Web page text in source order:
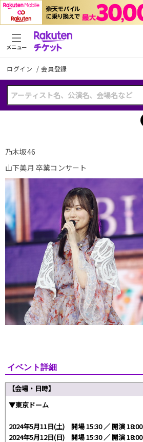
ログイン /会員登録
メニュー
乃木坂46
山下美月 卒業コンサート
イベント詳細
【会場・日時】
▼東京ドーム
2024年5月11日(土) 開場 15:30 ／ 開演 18:00
2024年5月12日(日) 開場 15:30 ／ 開演 18:00